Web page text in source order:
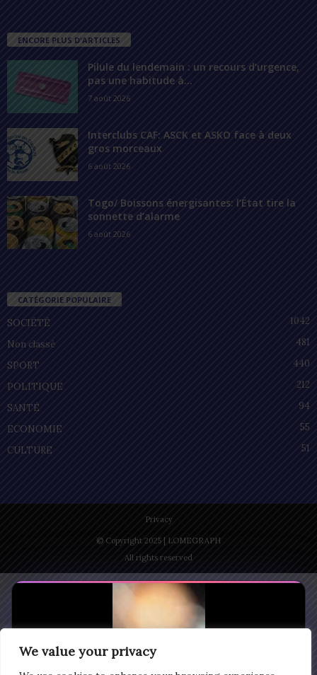
We value your privacy
ENCORE PLUS D'ARTICLES
Pilule du lendemain : un recours d’urgence,
pas une habitude à...
7 août 2026
Interclubs CAF: ASCK et ASKO face à deux
gros morceaux
6 août 2026
Togo/ Boissons énergisantes: l’État tire la
sonnette d’alarme
6 août 2026
CATÉGORIE POPULAIRE
SOCIÉTÉ
1042
Non classé
481
SPORT
440
POLITIQUE
212
SANTÉ
94
ECONOMIE
55
CULTURE
51
Privacy
© Copyright 2025 | LOMEGRAPH
All rights reserved